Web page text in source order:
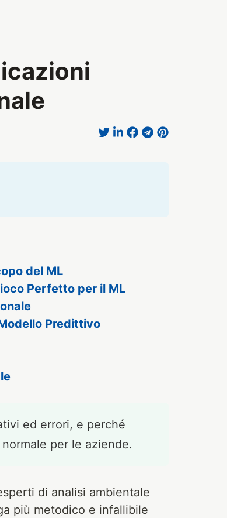
del ML
Perfetto per il ML
Predittivo
ed errori, e perché
per le aziende.
di analisi ambientale
più metodico e infallibile